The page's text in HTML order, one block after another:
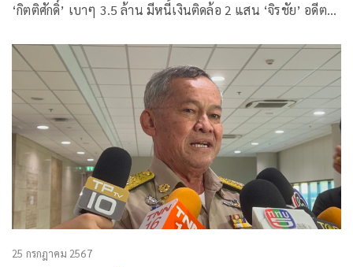
‘กิตติศักดิ์’ เบาๆ 3.5 ล้าน มีหนี้เงินติดล้อ 2 แสน ‘จิรชัย’ อดีต
25 กรกฎาคม 2567